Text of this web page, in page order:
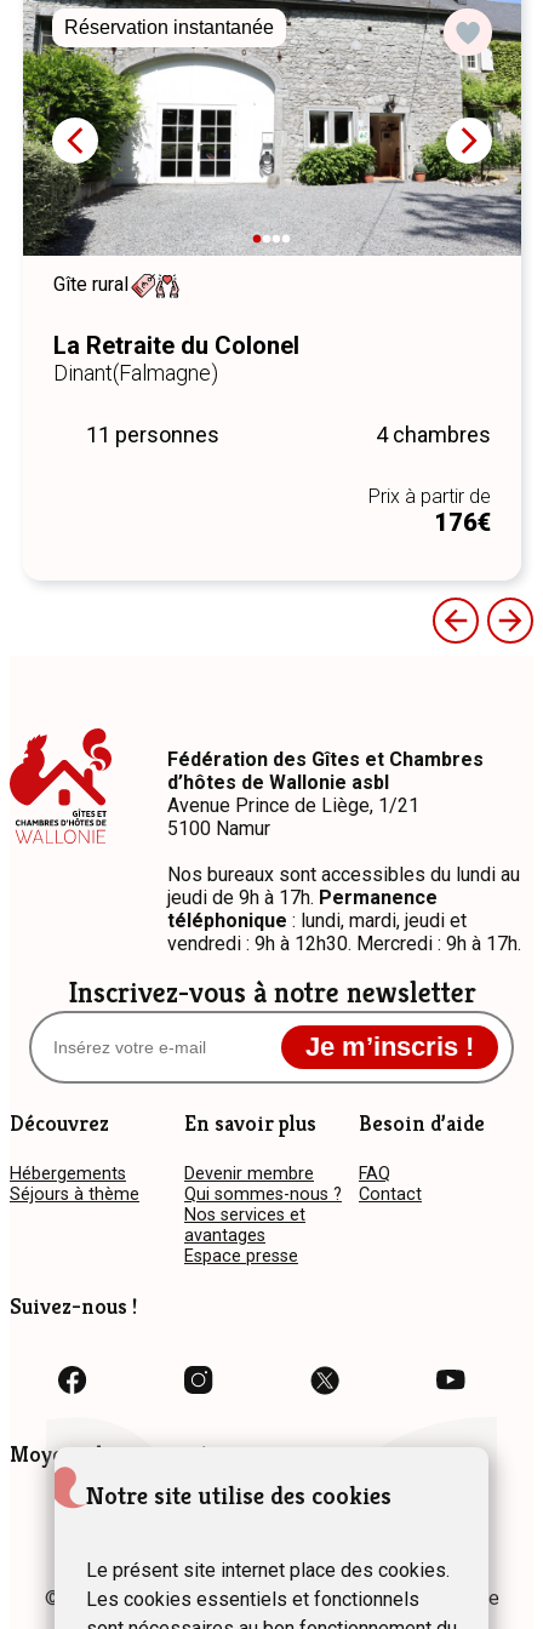
4 chambres
Nouveau
Les Gîtes du Pré Moré :
Inscrivez-vous à notre newsletter
Je m’inscris !
Fédération des Gîtes et Chambres
d’hôtes de Wallonie asbl
Avenue Prince de Liège, 1/21
5100 Namur
Nos bureaux sont accessibles du lundi au
jeudi de 9h à 17h. Permanence
téléphonique : lundi, mardi, jeudi et
vendredi : 9h à 12h30. Mercredi : 9h à 17h.
Découvrez
Hébergements
Séjours à thème
En savoir plus
Devenir membre
Qui sommes-nous ?
Nos services et
avantages
Espace presse
Besoin d’aide
FAQ
Contact
Suivez-nous !
Moyens de paiement
© 2024 Fédération des Gîtes et Chambres d’hôtes de
Wallonie asbl
Notre site utilise des cookies
Le présent site internet place des cookies.
Les cookies essentiels et fonctionnels